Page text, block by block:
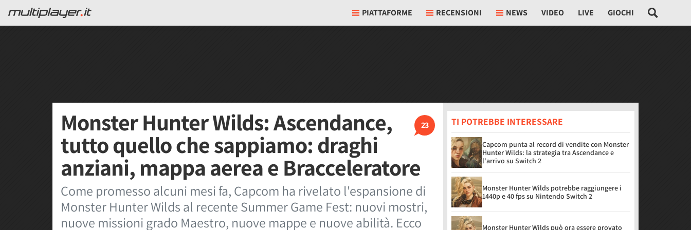
PIATTAFORME RECENSIONI NEWS VIDEO LIVE GIOCHI
23
Monster Hunter Wilds: Ascendance,
tutto quello che sappiamo: draghi
anziani, mappa aerea e Bracceleratore
Come promesso alcuni mesi fa, Capcom ha rivelato l'espansione di
Monster Hunter Wilds al recente Summer Game Fest: nuovi mostri,
nuove missioni grado Maestro, nuove mappe e nuove abilità. Ecco
TI POTREBBE INTERESSARE
Capcom punta al record di vendite con Monster
Hunter Wilds: la strategia tra Ascendance e
l'arrivo su Switch 2
Monster Hunter Wilds potrebbe raggiungere i
1440p e 40 fps su Nintendo Switch 2
Monster Hunter Wilds può ora essere provato